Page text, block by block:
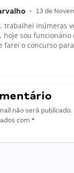
• 13 de
trabalhei inúmeras
hoje sou funcionário
farei o concurso
não será publicado.
com *